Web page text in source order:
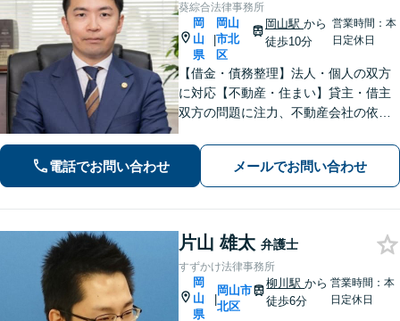
葵綜合法律事務所
岡
山
県
|
岡山
市北
区
岡山駅 から
徒歩10分
営業時間：本
日定休日
【借金・債務整理】法人・個人の双方
に対応【不動産・住まい】貸主・借主
双方の問題に注力、不動産会社の依頼
通。その他労働事件もカバー【行政事
件】学校トラブル・いじめ問題に注力
【企業法務】予防法務・紛争対応お任
せください。
電話でお問い合わせ メールでお問い合わせ
片山 雄太 弁護士
すずかけ法律事務所
岡
山
県
|
岡山市
北区
柳川駅から
徒歩6分
営業時間：本
日定休日